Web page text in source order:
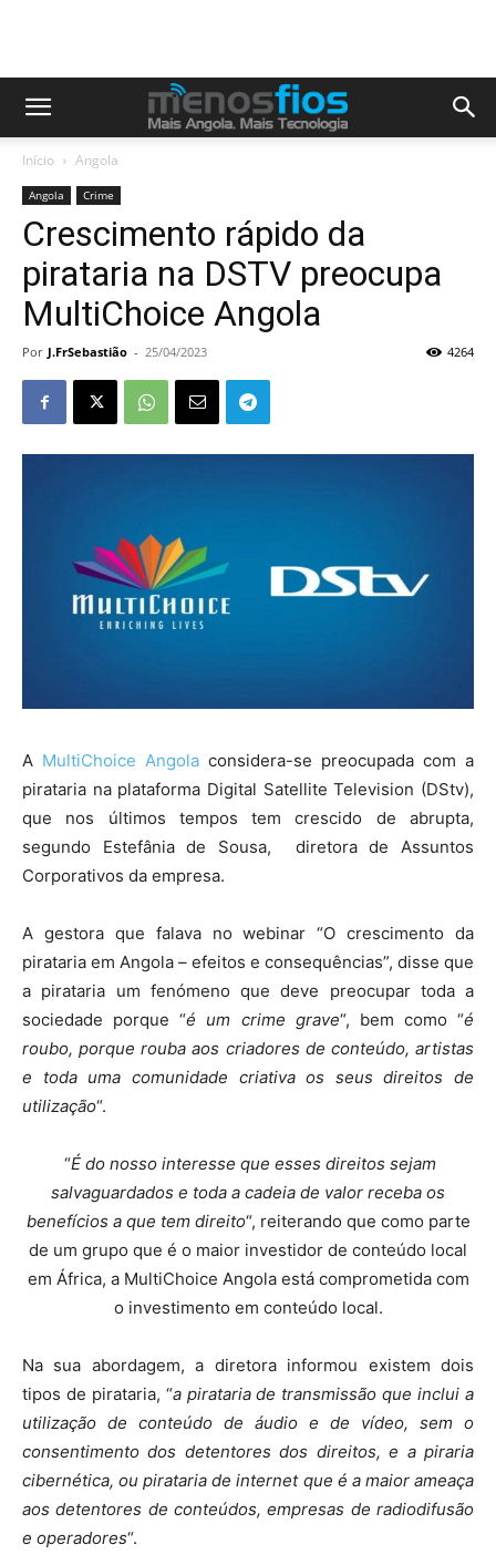
Início Angola
Angola Crime
Crescimento rápido da
pirataria na DSTV preocupa
MultiChoice Angola
Por J.FrSebastião - 25/04/2023 4264
A MultiChoice Angola considera-se preocupada com a
pirataria na plataforma Digital Satellite Television (DStv),
que nos últimos tempos tem crescido de abrupta,
segundo Estefânia de Sousa, diretora de Assuntos
Corporativos da empresa.
A gestora que falava no webinar “O crescimento da
pirataria em Angola – efeitos e consequências”, disse que
a pirataria um fenómeno que deve preocupar toda a
sociedade porque “é um crime grave“, bem como “é
roubo, porque rouba aos criadores de conteúdo, artistas
e toda uma comunidade criativa os seus direitos de
utilização“.
“É do nosso interesse que esses direitos sejam
salvaguardados e toda a cadeia de valor receba os
benefícios a que tem direito“, reiterando que como parte
de um grupo que é o maior investidor de conteúdo local
em África, a MultiChoice Angola está comprometida com
o investimento em conteúdo local.
Na sua abordagem, a diretora informou existem dois
tipos de pirataria, “a pirataria de transmissão que inclui a
utilização de conteúdo de áudio e de vídeo, sem o
consentimento dos detentores dos direitos, e a piraria
cibernética, ou pirataria de internet que é a maior ameaça
aos detentores de conteúdos, empresas de radiodifusão
e operadores“.